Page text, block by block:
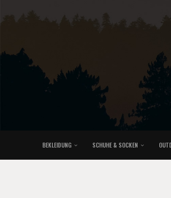
BEKLEIDUNG SCHUHE & SOCKEN